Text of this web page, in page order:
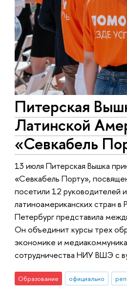
Питерская
Латинской
«Севкабель
13 июля Питерская Вышка
«Севкабель Порту»,
посетили 12 руководителей
латиноамериканских стран
Петербург представила
Он объединит курсы трех
экономике и
сотрудничества НИУ ВШЭ с
Образование официально